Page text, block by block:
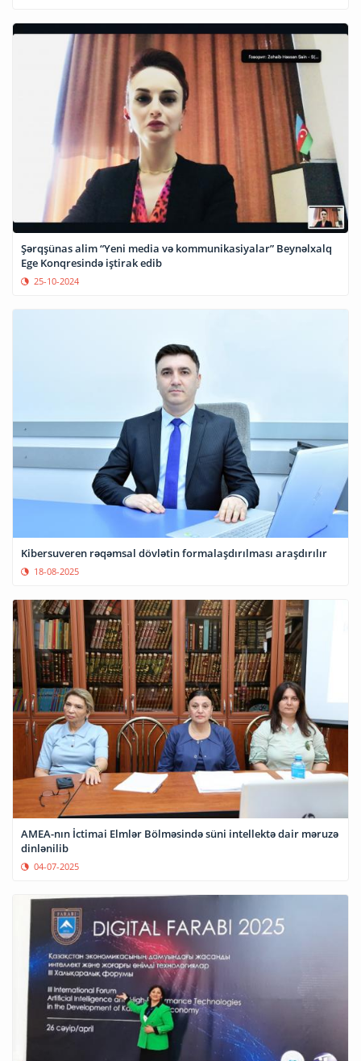
Şərqşünas alim “Yeni media və kommunikasiyalar” Beynəlxalq
Ege Konqresində iştirak edib
25-10-2024
Kibersuveren rəqəmsal dövlətin formalaşdırılması araşdırılır
18-08-2025
AMEA-nın İctimai Elmlər Bölməsində süni intellektə dair məruzə
dinlənilib
04-07-2025